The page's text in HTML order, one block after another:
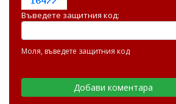
Въведете защитния код:
Моля, въведете защитния код